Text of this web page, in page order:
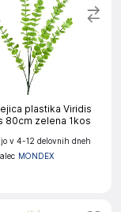
plastika Viridis
80cm zelena 1kos
v 4-12 delovnih dneh
MONDEX